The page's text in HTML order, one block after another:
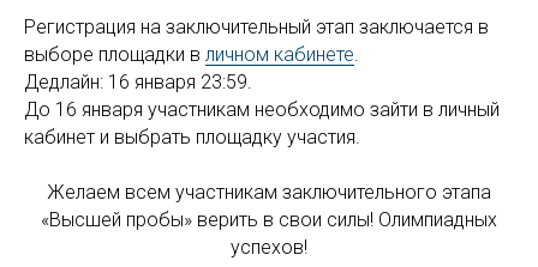
Регистрация на заключительный этап заключается в
выборе площадки в личном кабинете.
Дедлайн: 16 января 23:59.
До 16 января участникам необходимо зайти в личный
кабинет и выбрать площадку участия.
Желаем всем участникам заключительного этапа
«Высшей пробы» верить в свои силы! Олимпиадных
успехов!